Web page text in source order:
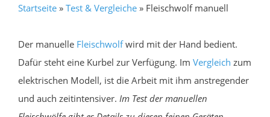
Startseite » Test & Vergleiche » Fleischwolf manuell
Der manuelle Fleischwolfwird mit der Hand bedient.
Dafür steht eine Kurbel zur Verfügung. Im Vergleich zum
elektrischen Modell, ist die Arbeit mit ihm anstregender
und auch zeitintensiver. Im Test der manuellen